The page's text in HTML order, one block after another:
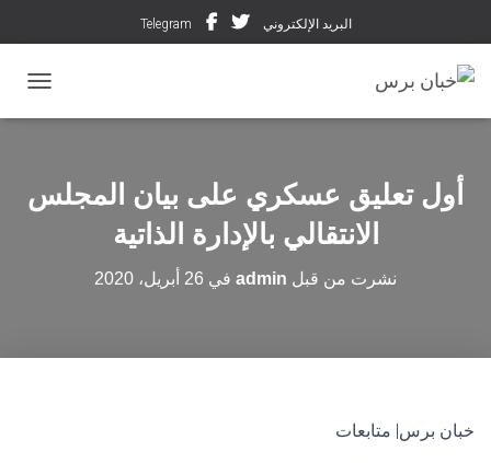
البريد الإلكتروني Telegram
أول تعليق عسكري على بيان المجلس
الانتقالي بالإدارة الذاتية
نشرت من قبل admin في 26 أبريل، 2020
خبان برس| متابعات